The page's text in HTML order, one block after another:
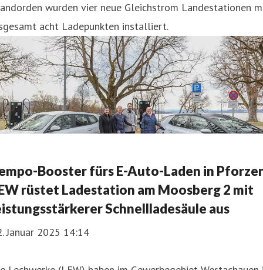
wurden vier neue Gleichstrom Landestationen
acht Ladepunkten installiert.
Booster fürs E-Auto-Laden in
rüstet Ladestation am Moosberg 2 mit
Schnellladesäule aus
Januar 2025 14:14